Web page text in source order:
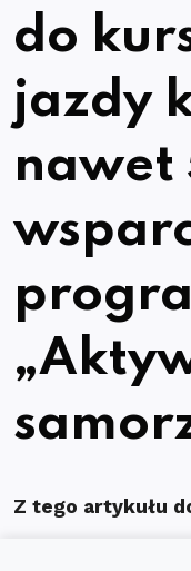
do
jazdy
nawet
Z tego artykułu